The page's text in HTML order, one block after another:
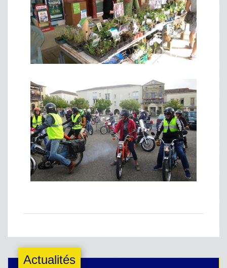
Actualités